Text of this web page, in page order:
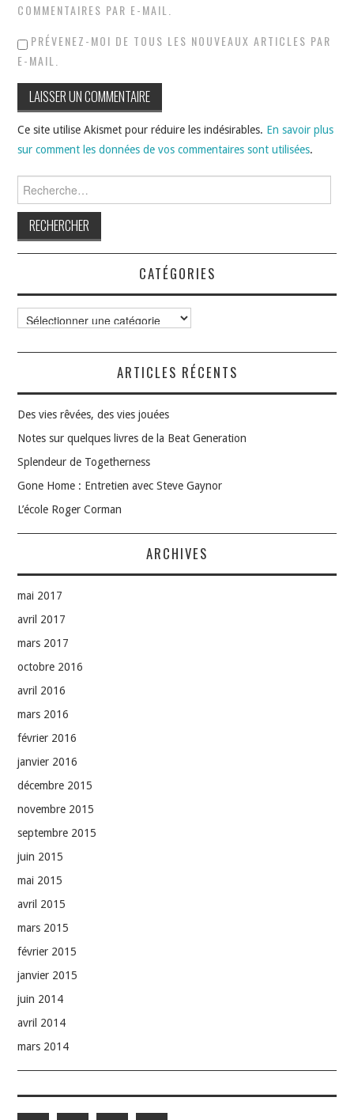
COMMENTAIRES PAR E-MAIL.
PRÉVENEZ-MOI DE TOUS LES NOUVEAUX ARTICLES PAR
E-MAIL.
Ce site utilise Akismet pour réduire les indésirables. En savoir plus
sur comment les données de vos commentaires sont utilisées.
Rechercher :
CATÉGORIES
Catégories
ARTICLES RÉCENTS
Des vies rêvées, des vies jouées
Notes sur quelques livres de la Beat Generation
Splendeur de Togetherness
Gone Home : Entretien avec Steve Gaynor
L’école Roger Corman
ARCHIVES
mai 2017
avril 2017
mars 2017
octobre 2016
avril 2016
mars 2016
février 2016
janvier 2016
décembre 2015
novembre 2015
septembre 2015
juin 2015
mai 2015
avril 2015
mars 2015
février 2015
janvier 2015
juin 2014
avril 2014
mars 2014